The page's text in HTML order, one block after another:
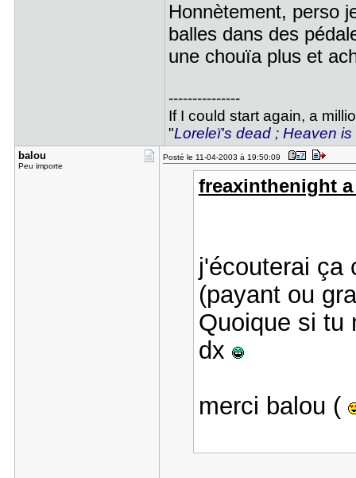
Honnètement, perso
balles dans des
une chouïa plus et
---------------
If I could start again, a
"Loreleï's dead ; Heaven is
balou
Peu importe
Posté le 11-04-2003 à 19:50:09
freaxinthenight
j'écouterai ça
(payant ou
Quoique si tu
dx
merci balou (